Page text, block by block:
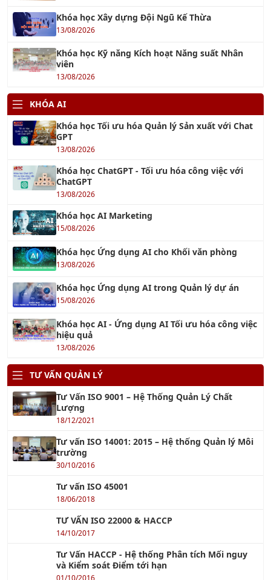
Khóa học Xây dựng Đội Ngũ Kế Thừa
13/08/2026
Khóa học Kỹ năng Kích hoạt Năng suất Nhân
viên
13/08/2026
KHÓA AI
Khóa học Tối ưu hóa Quản lý Sản xuất với Chat
GPT
13/08/2026
Khóa học ChatGPT - Tối ưu hóa công việc với
ChatGPT
13/08/2026
Khóa học AI Marketing
15/08/2026
Khóa học Ứng dụng AI cho Khối văn phòng
13/08/2026
Khóa học Ứng dụng AI trong Quản lý dự án
15/08/2026
Khóa học AI - Ứng dụng AI Tối ưu hóa công việc
hiệu quả
13/08/2026
TƯ VẤN QUẢN LÝ
Tư Vấn ISO 9001 – Hệ Thống Quản Lý Chất
Lượng
18/12/2021
Tư vấn ISO 14001: 2015 – Hệ thống Quản lý Môi
trường
30/10/2016
Tư vấn ISO 45001
18/06/2018
TƯ VẤN ISO 22000 & HACCP
14/10/2017
Tư Vấn HACCP - Hệ thống Phân tích Mối nguy
và Kiểm soát Điểm tới hạn